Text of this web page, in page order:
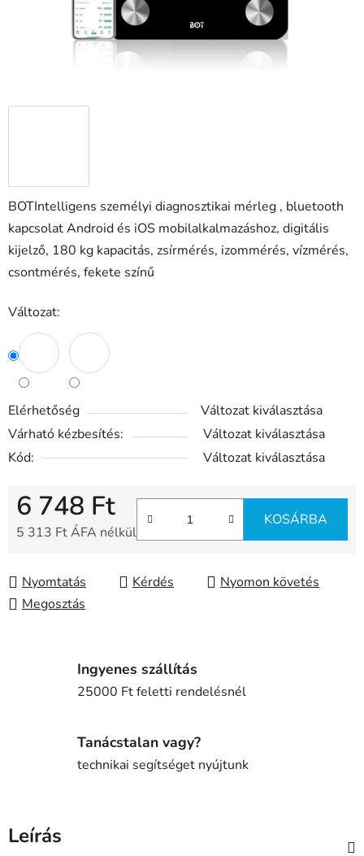
BOTIntelligens személyi diagnosztikai mérleg , bluetooth
kapcsolat Android és iOS mobilalkalmazáshoz, digitális
kijelző, 180 kg kapacitás, zsírmérés, izommérés, vízmérés,
csontmérés, fekete színű
Változat:
Elérhetőség
Változat kiválasztása
Várható kézbesítés:
Változat kiválasztása
Kód:
Változat kiválasztása
6 748 Ft
5 313 Ft ÁFA nélkül
KOSÁRBA
Nyomtatás Kérdés
Nyomon követés
Megosztás
Ingyenes szállítás
25000 Ft feletti rendelésnél
Tanácstalan vagy?
technikai segítséget nyújtunk
Leírás